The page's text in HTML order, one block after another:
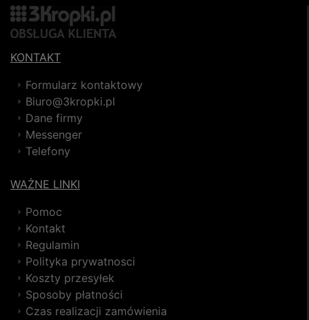
KONTAKT
Formularz kontaktowy
Biuro@3kropki.pl
Dane firmy
Messenger
Telefony
WAŻNE LINKI
Pomoc
Kontakt
Regulamin
Polityka prywatnosci
Koszty przesyłek
Sposoby płatności
Czas realizacji zamówienia